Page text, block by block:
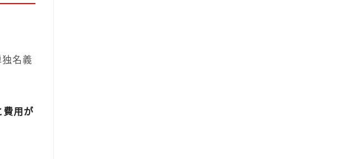
名義
費用が